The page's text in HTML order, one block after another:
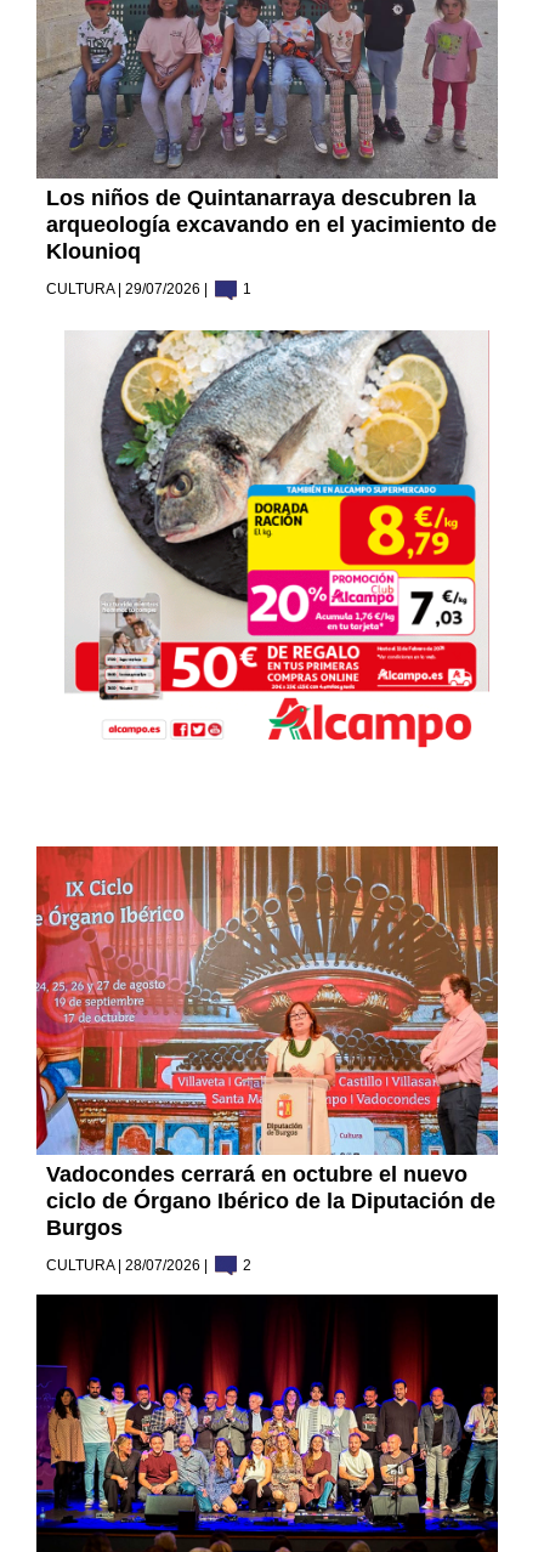
Los niños de Quintanarraya descubren la
arqueología excavando en el yacimiento de
Klounioq
CULTURA | 29/07/2026 | 1
Vadocondes cerrará en octubre el nuevo
ciclo de Órgano Ibérico de la Diputación de
Burgos
CULTURA | 28/07/2026 | 2